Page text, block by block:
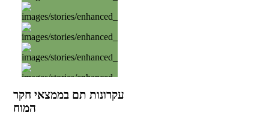
עקרונות תם בממצאי חקר
המוח